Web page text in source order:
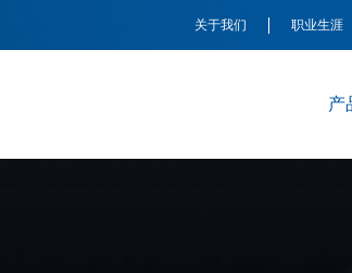
关于我们 职业生涯
产